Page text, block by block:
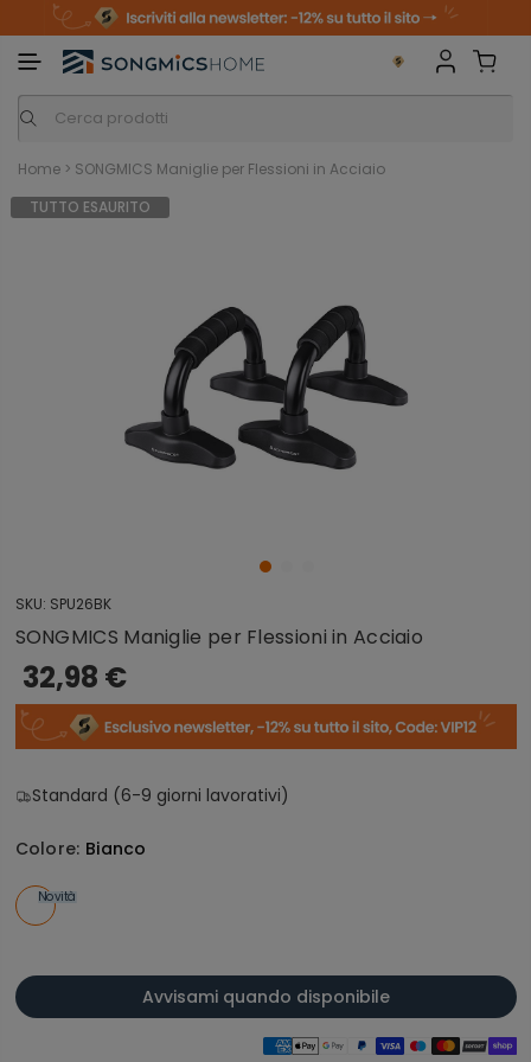
Home > SONGMICS Maniglie per Flessioni in Acciaio
TUTTO ESAURITO
SKU: SPU26BK
SONGMICS Maniglie per Flessioni in Acciaio
32,98 €
Standard (6-9 giorni lavorativi)
Colore: Bianco
Novità
Avvisami quando disponibile
n
i